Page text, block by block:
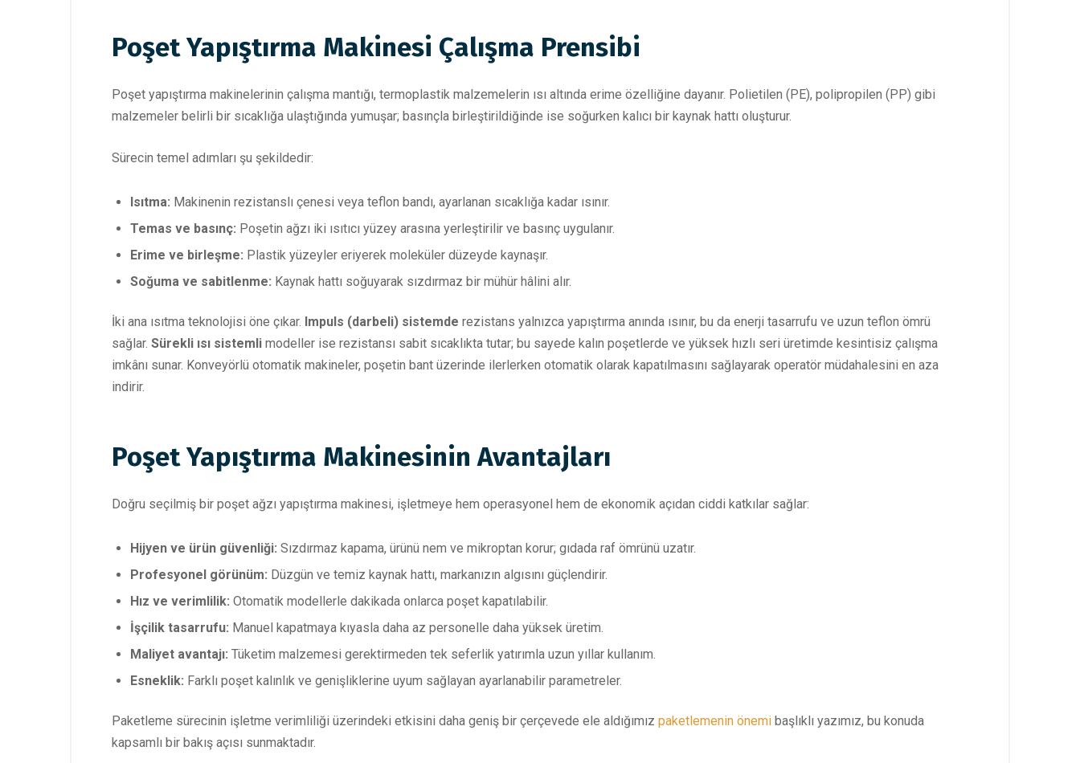
Poşet Yapıştırma Makinesi Çalışma Prensibi
Poşet yapıştırma makinelerinin çalışma mantığı, termoplastik malzemelerin ısı altında erime özelliğine dayanır. Polietilen (PE), polipropilen (PP) gibi
malzemeler belirli bir sıcaklığa ulaştığında yumuşar; basınçla birleştirildiğinde ise soğurken kalıcı bir kaynak hattı oluşturur.
Sürecin temel adımları şu şekildedir:
Isıtma: Makinenin rezistanslı çenesi veya teflon bandı, ayarlanan sıcaklığa kadar ısınır.
Temas ve basınç: Poşetin ağzı iki ısıtıcı yüzey arasına yerleştirilir ve basınç uygulanır.
Erime ve birleşme: Plastik yüzeyler eriyerek moleküler düzeyde kaynaşır.
Soğuma ve sabitlenme: Kaynak hattı soğuyarak sızdırmaz bir mühür hâlini alır.
İki ana ısıtma teknolojisi öne çıkar. Impuls (darbeli) sistemde rezistans yalnızca yapıştırma anında ısınır, bu da enerji tasarrufu ve uzun teflon ömrü
sağlar. Sürekli ısı sistemli modeller ise rezistansı sabit sıcaklıkta tutar; bu sayede kalın poşetlerde ve yüksek hızlı seri üretimde kesintisiz çalışma
imkânı sunar. Konveyörlü otomatik makineler, poşetin bant üzerinde ilerlerken otomatik olarak kapatılmasını sağlayarak operatör müdahalesini en aza
indirir.
Poşet Yapıştırma Makinesinin Avantajları
Doğru seçilmiş bir poşet ağzı yapıştırma makinesi, işletmeye hem operasyonel hem de ekonomik açıdan ciddi katkılar sağlar:
Hijyen ve ürün güvenliği: Sızdırmaz kapama, ürünü nem ve mikroptan korur; gıdada raf ömrünü uzatır.
Profesyonel görünüm: Düzgün ve temiz kaynak hattı, markanızın algısını güçlendirir.
Hız ve verimlilik: Otomatik modellerle dakikada onlarca poşet kapatılabilir.
İşçilik tasarrufu: Manuel kapatmaya kıyasla daha az personelle daha yüksek üretim.
Maliyet avantajı: Tüketim malzemesi gerektirmeden tek seferlik yatırımla uzun yıllar kullanım.
Esneklik: Farklı poşet kalınlık ve genişliklerine uyum sağlayan ayarlanabilir parametreler.
Paketleme sürecinin işletme verimliliği üzerindeki etkisini daha geniş bir çerçevede ele aldığımız paketlemenin önemi başlıklı yazımız, bu konuda
kapsamlı bir bakış açısı sunmaktadır.